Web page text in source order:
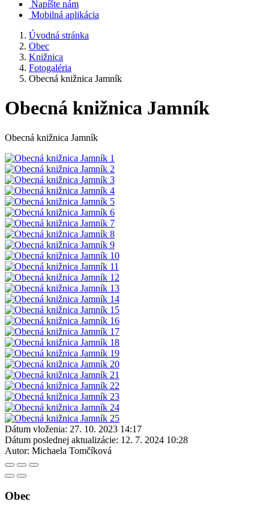
Napíšte nám
Mobilná aplikácia
Úvodná stránka
Obec
Knižnica
Fotogaléria
Obecná knižnica Jamník
Obecná knižnica Jamník
Obecná knižnica Jamník
Dátum vloženia: 27. 10. 2023 14:17
Dátum poslednej aktualizácie: 12. 7. 2024 10:28
Autor: Michaela Tomčíková
Obec